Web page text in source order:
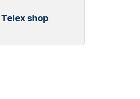
Telex shop